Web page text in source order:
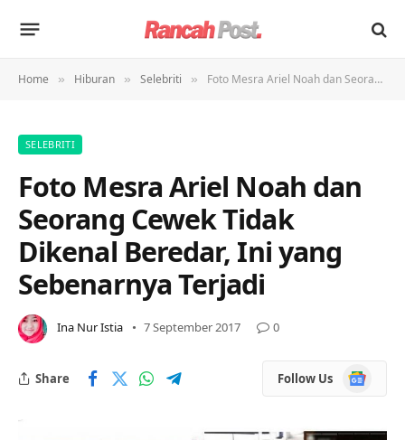
Home » Hiburan » Selebriti » Foto Mesra Ariel Noah dan Seorang Cewek Tidak Dikenal Beredar, Ini yang Sebenarnya Terjadi
SELEBRITI
Foto Mesra Ariel Noah dan
Seorang Cewek Tidak
Dikenal Beredar, Ini yang
Sebenarnya Terjadi
Ina Nur Istia 7 September 2017 0
Share Follow Us
Google
News